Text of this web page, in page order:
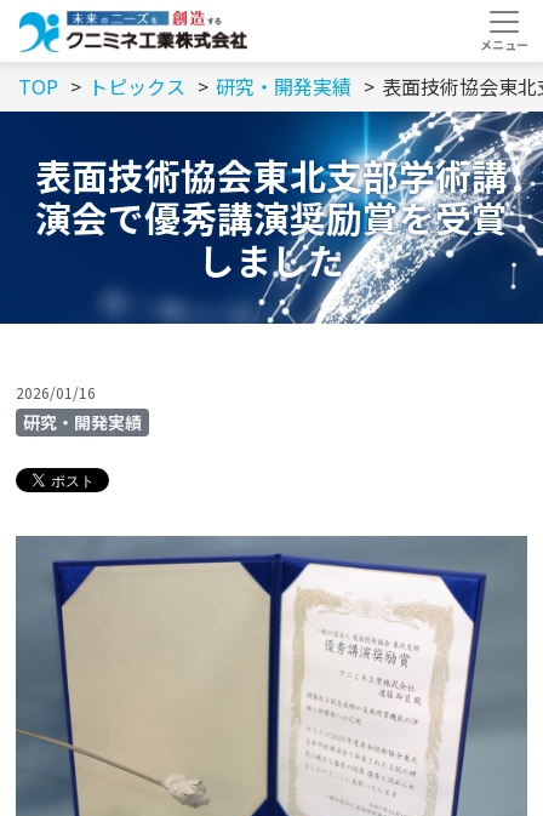
TOP トピックス 研究・開発実績 表面技術協会東
表面技術協会東北支部学術講
演会で優秀講演奨励賞を受賞
しました
2026/01/16
研究・開発実績